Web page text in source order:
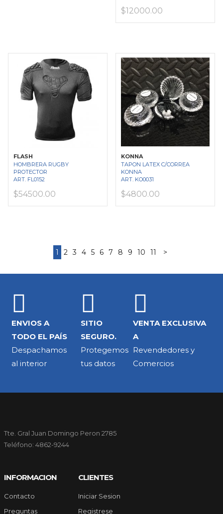
$12000.00
FLASH
HOMBRERA RUGBY
PROTECTOR
ART. FL0152
$54500.00
KONNA
TAPON LATEX C/CORREA
KONNA
ART. KO0031
$4800.00
1 2 3 4 5 6 7 8 9 10 11 >
ENVIOS A
TODO EL PAÍS
Despachamos
al interior
SITIO
SEGURO.
Protegemos
tus datos
VENTA EXCLUSIVA
A
Revendedores y
Comercios
Tte. Gral Juan Domingo Peron 2785
Teléfono: 4862-9244
INFORMACION
Contacto
Preguntas
CLIENTES
Iniciar Sesion
Registrese